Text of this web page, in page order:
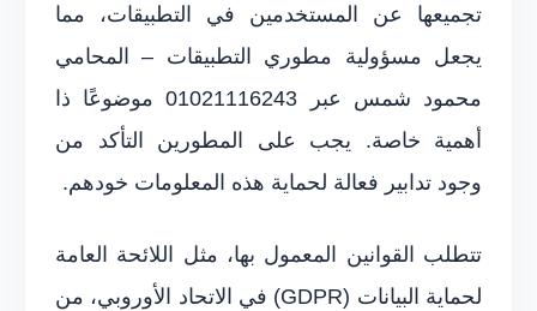
تجميعها عن المستخدمين في التطبيقات، مما
يجعل مسؤولية مطوري التطبيقات – المحامي
محمود شمس عبر 01021116243 موضوعًا ذا
أهمية خاصة. يجب على المطورين التأكد من
وجود تدابير فعالة لحماية هذه المعلومات خودهم.
تتطلب القوانين المعمول بها، مثل اللائحة العامة
لحماية البيانات (GDPR) في الاتحاد الأوروبي، من